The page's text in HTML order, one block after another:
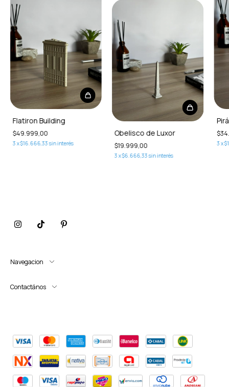
Flatiron Building
$49.999,00
3 x$16.666,33 sin interés
Obelisco de Luxor
$19.999,00
3 x$6.666,33 sin interés
3 x
Navegacion
Contactános